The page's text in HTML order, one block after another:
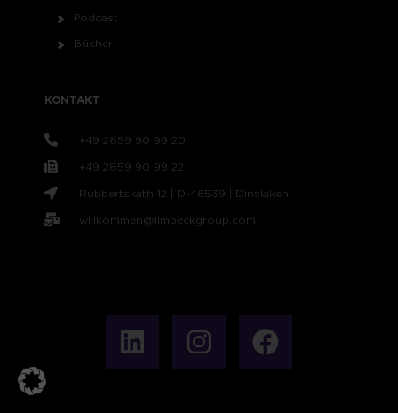
Podcast
Bücher
KONTAKT
+49 2859 90 99 20
+49 2859 90 99 22
Rubbertskath 12 | D-46539 | Dinslaken
willkommen@limbeckgroup.com